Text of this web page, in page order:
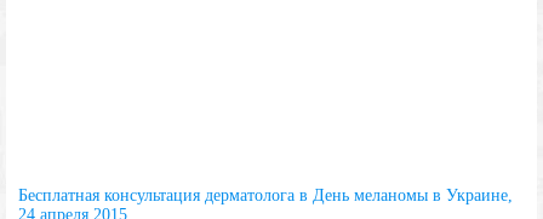
Бесплатная консультация дерматолога в День меланомы в Украине,
24 апреля 2015